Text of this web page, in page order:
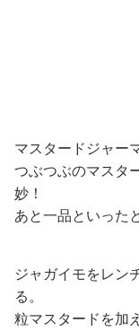
マスタードジャー
つぶつぶのマスタ
妙！
あと一品といった
ジャガイモをレン
る。
粒マスタードを加